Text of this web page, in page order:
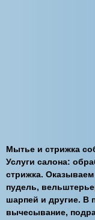
Мытье и стрижка
Услуги салона:
стрижка. Оказываем
пудель,
шарпей и другие. В
вычесывание,